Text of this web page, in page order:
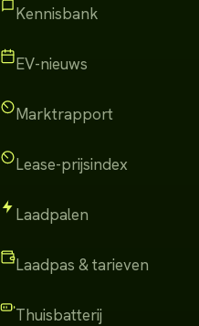
Kennisbank
EV-nieuws
Marktrapport
Lease-prijsindex
Laadpalen
Laadpas & tarieven
Thuisbatterij